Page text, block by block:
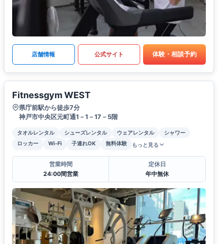
店舗情報 公式サイト 体験・相談予約
Fitnessgym WEST
県庁前駅から徒歩7分
神戸市中央区元町通1－1－17－5階
タオルレンタル シューズレンタル ウェアレンタル
シャワー
ロッカー
Wi-Fi 子連れOK 無料体験 もっと見る
営業時間
24:00間営業
定休日
年中無休